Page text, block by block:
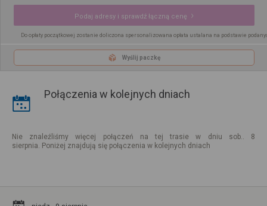
Podaj adresy i sprawdź łączną cenę
Do opłaty początkowej zostanie doliczona spersonalizowana opłata ustalana na podstawie
Wyślij paczkę
Połączenia w kolejnych dniach
Nie znaleźliśmy więcej połączeń na tej trasie w dniu sob.. 8
sierpnia. Poniżej znajdują się połączenia w kolejnych dniach